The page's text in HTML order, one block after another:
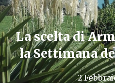
La scelta di
la Settimana
2